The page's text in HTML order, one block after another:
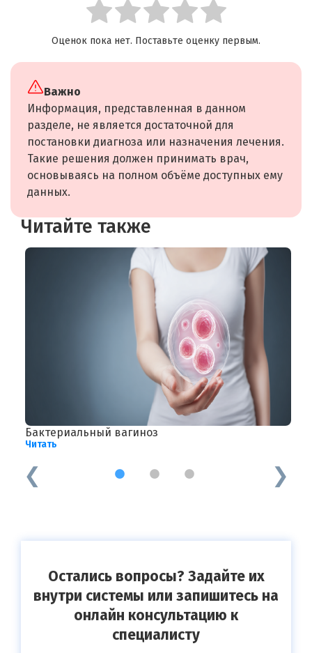
Оценок пока нет. Поставьте оценку первым.
Важно
Информация, представленная в данном
разделе, не является достаточной для
постановки диагноза или назначения лечения.
Такие решения должен принимать врач,
основываясь на полном объёме доступных ему
данных.
Читайте также
Бактериальный вагиноз
Читать
1 2 3
Остались вопросы? Задайте их
внутри системы или запишитесь на
онлайн консультацию к
специалисту